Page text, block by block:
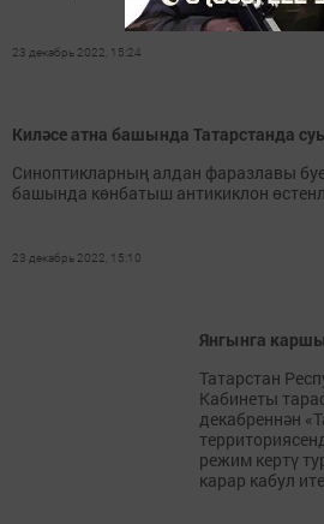
23 декабрь 2022, 15:24
Киләсе атна башында Татарстанда
Синоптикларның алдан фаразлавы
башында көнбатыш антикиклон
23 декабрь 2022, 15:10
Янгынга
Татарстан
Кабинеты
декабреннән
режим кертү
карар кабул